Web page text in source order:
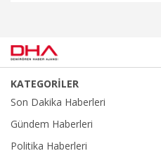
KATEGORİLER
Son Dakika Haberleri
Gündem Haberleri
Politika Haberleri